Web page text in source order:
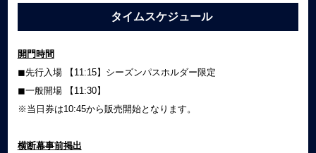
タイムスケジュール
開門時間
◼︎先行入場 【11:15】シーズンパスホルダー限定
◼︎一般開場 【11:30】
※当日券は10:45から販売開始となります。
横断幕事前掲出